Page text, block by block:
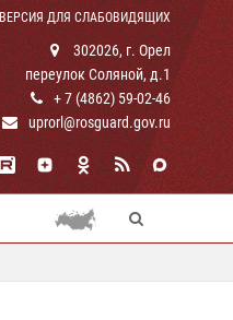
ВЕРСИЯ ДЛЯ СЛАБОВИДЯЩИХ
302026, г. Орел
переулок Соляной, д.1
+ 7 (4862) 59-02-46
uprorl@rosguard.gov.ru